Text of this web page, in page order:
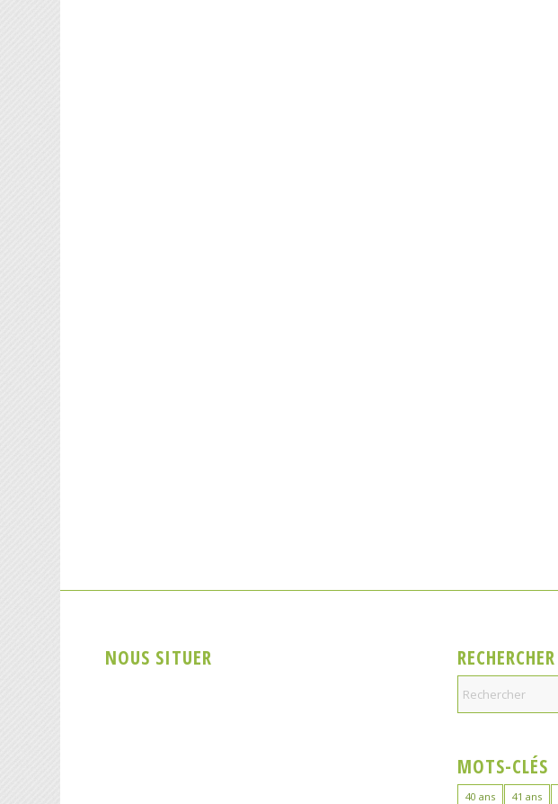
NOUS SITUER RECHERCHER
MOTS-CLÉS
40 ans 41 ans